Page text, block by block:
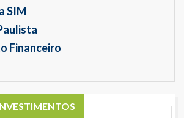
SIM
Financeiro